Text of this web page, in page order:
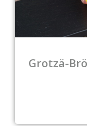
Grotzä-